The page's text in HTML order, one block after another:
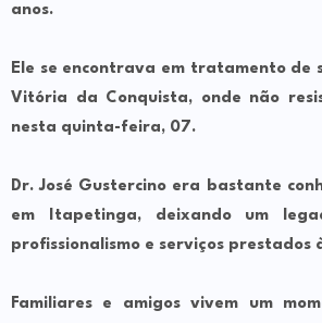
anos.
Ele se encontrava em tratamento de
Vitória da Conquista, onde não
nesta quinta-feira, 07.
Dr. José Gustercino era bastante
em Itapetinga, deixando um
profissionalismo e serviços prestados
Familiares e amigos vivem um